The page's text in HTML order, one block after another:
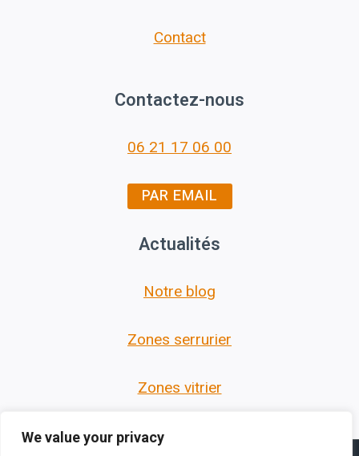
We value your privacy
Contact
Contactez-nous
06 21 17 06 00
PAR EMAIL
Actualités
Notre blog
Zones serrurier
Zones vitrier